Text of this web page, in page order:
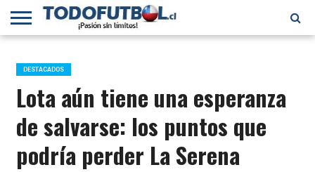
PRIMERA
B
SELECCIÓN
CHILENA
CHILENOS
EN EL
MUNDO
FÚTBOL
INTERNACIONAL
DESTACADOS
Lota aún tiene una esperanza
de salvarse: los puntos que
podría perder La Serena